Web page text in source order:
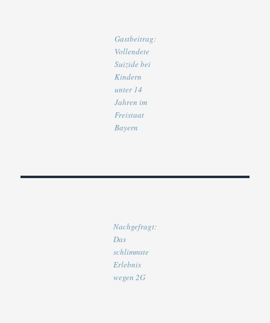
Gastbeitrag:
Vollendete
Suizide bei
Kindern
unter 14
Jahren im
Freistaat
Bayern
Nachgefragt:
Das
schlimmste
Erlebnis
wegen 2G